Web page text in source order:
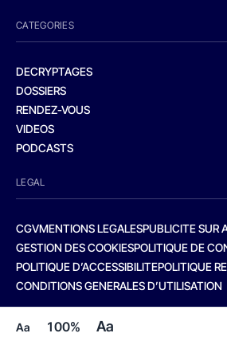
Aa 100% Aa
CATEGORIES
DECRYPTAGES
DOSSIERS
RENDEZ-VOUS
VIDEOS
PODCASTS
LEGAL
CGVMENTIONS LEGALESPUBLICITE SUR
GESTION DES COOKIESPOLITIQUE DE
POLITIQUE D’ACCESSIBILITEPOLITIQUE
CONDITIONS GENERALES D’UTILISATION